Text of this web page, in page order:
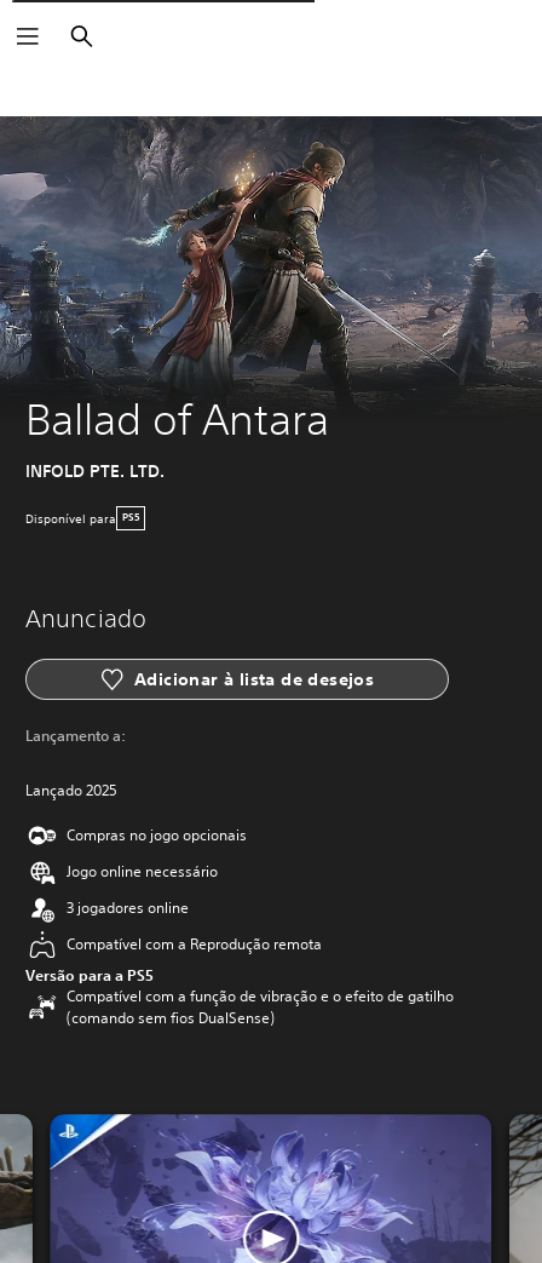
Pesquisar
Ballad of Antara
INFOLD PTE. LTD.
Disponível para PS5
Anunciado
Adicionar à lista de desejos
Lançamento a:
Lançado 2025
Compras no jogo opcionais
Jogo online necessário
3 jogadores online
Compatível com a Reprodução remota
Versão para a PS5
Compatível com a função de vibração e o efeito de gatilho
(comando sem fios DualSense)